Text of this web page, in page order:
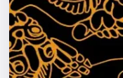
Рейтинги